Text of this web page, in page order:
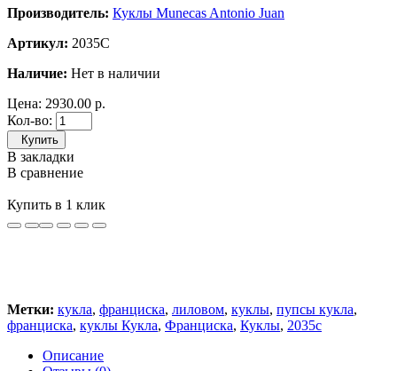
Производитель: Куклы Munecas Antonio Juan
Артикул: 2035C
Наличие: Нет в наличии
Цена: 2930.00 р.
Кол-во:
Купить
В закладки
В сравнение
Купить в 1 клик
Метки: кукла, франциска, лиловом, куклы, пупсы кукла,
франциска, куклы Кукла, Франциска, Куклы, 2035c
Описание